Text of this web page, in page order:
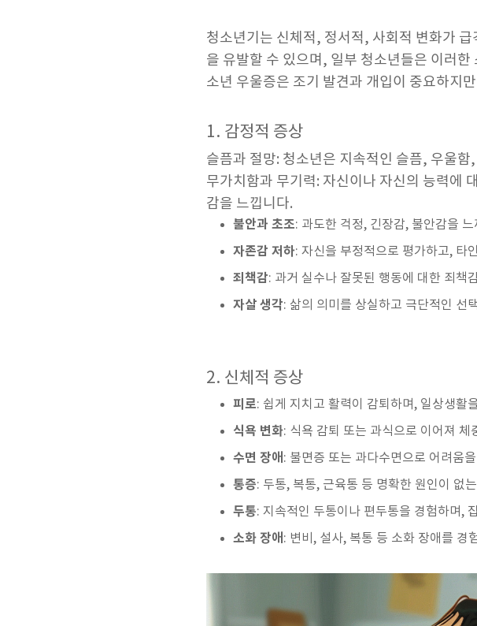
청소년기는 신체적, 정서적, 사회적 변화가
을 유발할 수 있으며, 일부 청소년들은 이러
소년 우울증은 조기 발견과 개입이 중요하지
1. 감정적 증상
슬픔과 절망: 청소년은 지속적인 슬픔, 우울
무가치함과 무기력: 자신이나 자신의 능력에
감을 느낍니다.
불안과 초조: 과도한 걱정, 긴장감, 불안감을
자존감 저하: 자신을 부정적으로 평가하고, 타
죄책감: 과거 실수나 잘못된 행동에 대한 죄책
자살 생각: 삶의 의미를 상실하고 극단적인 선
2. 신체적 증상
피로: 쉽게 지치고 활력이 감퇴하며, 일상생활
식욕 변화: 식욕 감퇴 또는 과식으로 이어져 체
수면 장애 : 불면증 또는 과다수면으로 어려움
통증: 두통, 복통, 근육통 등 명확한 원인이 없
두통: 지속적인 두통이나 편두통을 경험하며,
소화 장애 : 변비, 설사, 복통 등 소화 장애를 경